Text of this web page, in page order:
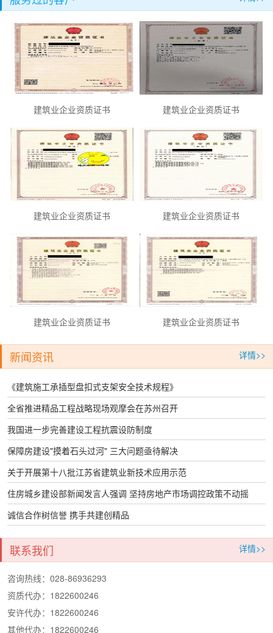
建筑业企业资质证书 建筑业企业资质证书
建筑业企业资质证书 建筑业企业资质证书
建筑业企业资质证书 建筑业企业资质证书
新闻资讯 详情>>
《建筑施工承插型盘扣式支架安全技术规程》
全省推进精品工程战略现场观摩会在苏州召开
我国进一步完善建设工程抗震设防制度
保障房建设"摸着石头过河" 三大问题亟待解决
关于开展第十八批江苏省建筑业新技术应用示范
住房城乡建设部新闻发言人强调 坚持房地产市场调控政策不动摇
诚信合作树信誉 携手共建创精品
联系我们 详情>>
咨询热线：028-86936293
资质代办：1822600246
安许代办：1822600246
其他代办：1822600246